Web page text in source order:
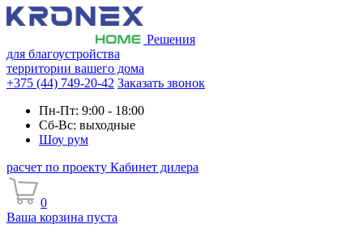
Решения
для благоустройства
территории вашего дома
+375 (44) 749-20-42 Заказать звонок
Пн-Пт: 9:00 - 18:00
Сб-Вс: выходные
Шоу рум
расчет по проекту Кабинет дилера
0
Ваша корзина пуста